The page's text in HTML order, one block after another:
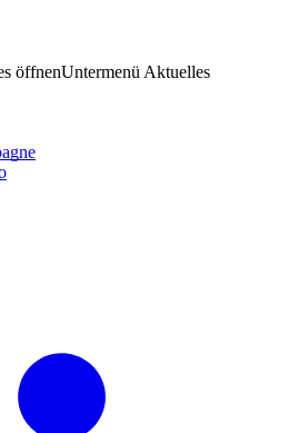
öffnenUntermenü Aktuelles